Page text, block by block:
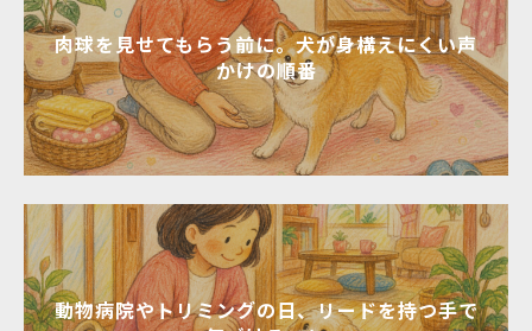
肉球を見せてもらう前に。犬が身構えにくい声
かけの順番
動物病院やトリミングの日、リードを持つ手で